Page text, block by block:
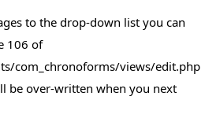
to the drop-down list you can
106 of
com_chronoforms/views/edit.php
be over-written when you next